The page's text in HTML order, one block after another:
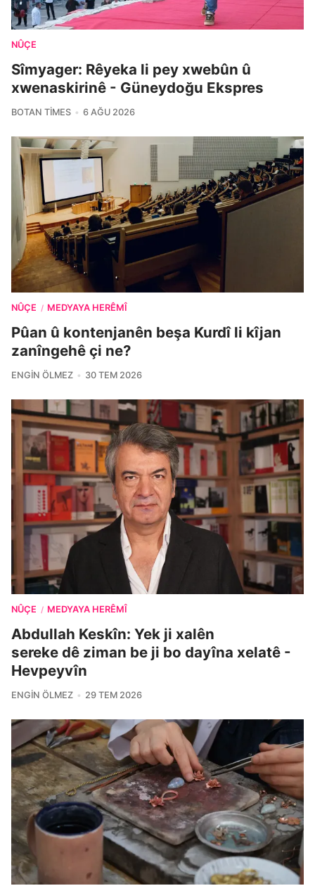
NÛÇE
Sîmyager: Rêyeka li pey xwebûn û
xwenaskirinê - Güneydoğu Ekspres
BOTAN TIMES 6 AĞU 2026
NÛÇE / MEDYAYA HERÊMÎ
Pûan û kontenjanên beşa Kurdî li kîjan
zanîngehê çi ne?
ENGIN ÖLMEZ 30 TEM 2026
NÛÇE / MEDYAYA HERÊMÎ
Abdullah Keskîn: Yek ji xalên
sereke dê ziman be ji bo dayîna xelatê -
Hevpeyvîn
ENGIN ÖLMEZ 29 TEM 2026